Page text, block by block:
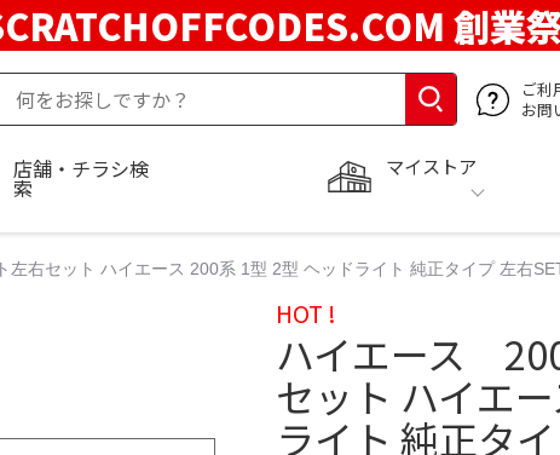
創業
ご利
お問
マイストア
店舗・チラシ検
索
右セット ハイエース 200系 1型 2型 ヘッドライト 純正タイプ 左右
HOT !
ハイエース
セット ハイエ
ライト 純正タ